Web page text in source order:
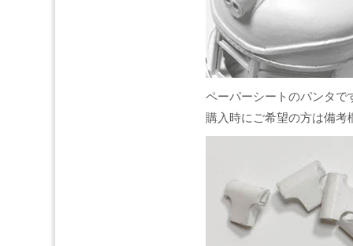
ペーパーシートのパンタで
購入時にご希望の方は備考